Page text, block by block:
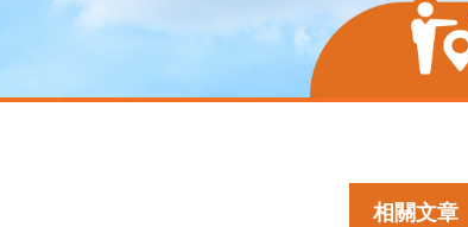
相關文章